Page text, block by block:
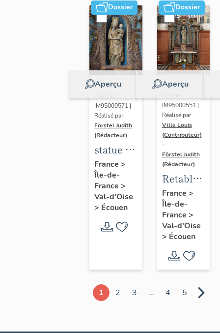
Dossier
Aperçu
IM95000571 |
Réalisé par
Förstel Judith
(Rédacteur)
statue de
la Vierge
à
l'Enfant,
XIVe
siècle
France >
Île-de-
France >
Val-d'Oise
> Écouen
Dossier
Aperçu
IM95000551 |
Réalisé par
Ville Louis
(Contributeur)
-
Förstel Judith
(Rédacteur)
Retable
de la
Vierge
France >
Île-de-
France >
Val-d'Oise
> Écouen
1 2 3 ... 4 5